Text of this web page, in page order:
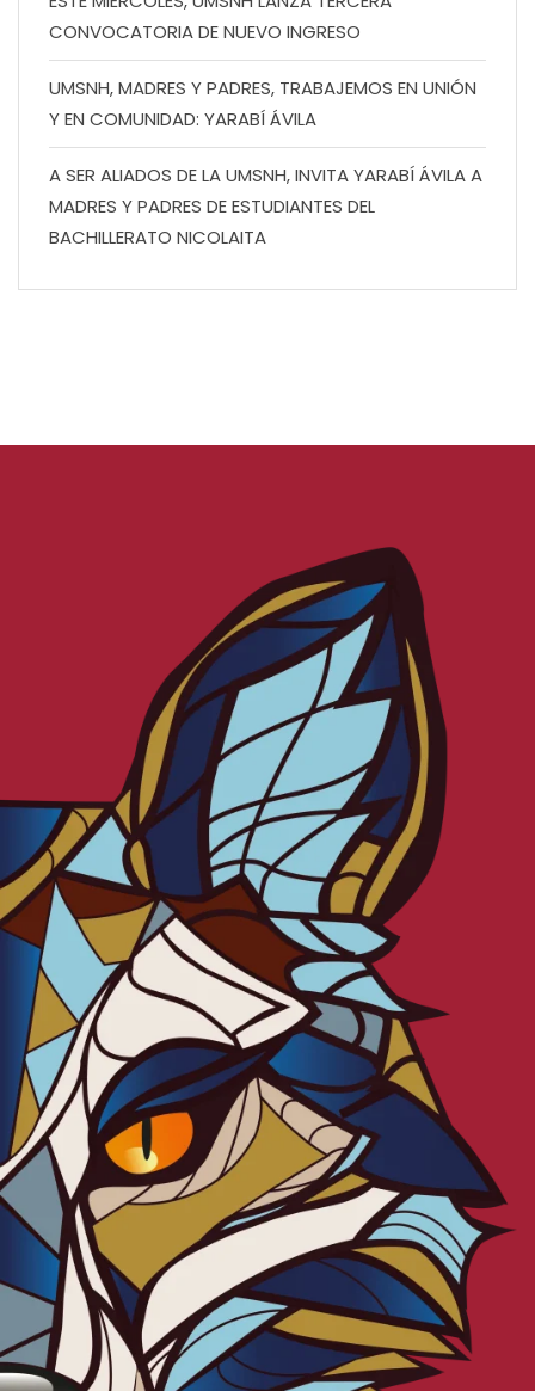
CONVOCATORIA DE NUEVO INGRESO
UMSNH, MADRES Y PADRES, TRABAJEMOS EN UNIÓN
Y EN COMUNIDAD: YARABÍ ÁVILA
A SER ALIADOS DE LA UMSNH, INVITA YARABÍ ÁVILA A
MADRES Y PADRES DE ESTUDIANTES DEL
BACHILLERATO NICOLAITA